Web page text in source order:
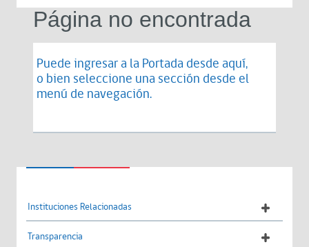
Página no encontrada
Puede ingresar a la Portada desde aquí,
o bien seleccione una sección desde el
menú de navegación.
Instituciones Relacionadas
Transparencia